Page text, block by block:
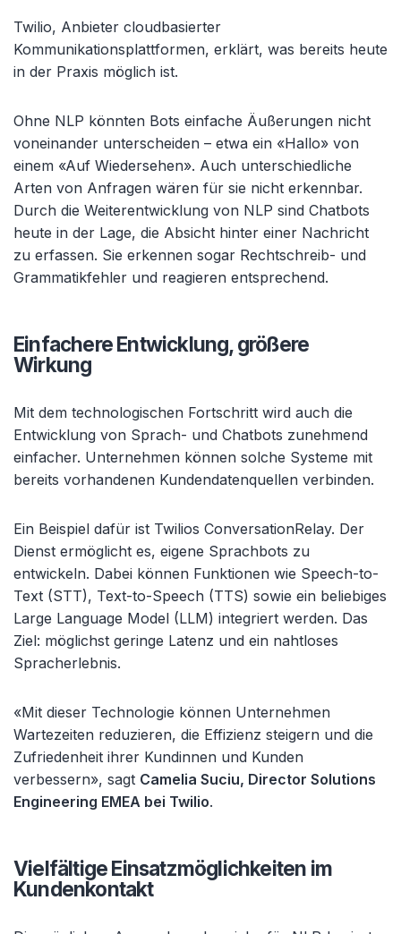
Twilio, Anbieter cloudbasierter
Kommunikationsplattformen, erklärt, was bereits heute
in der Praxis möglich ist.
Ohne NLP könnten Bots einfache Äußerungen nicht
voneinander unterscheiden – etwa ein «Hallo» von
einem «Auf Wiedersehen». Auch unterschiedliche
Arten von Anfragen wären für sie nicht erkennbar.
Durch die Weiterentwicklung von NLP sind Chatbots
heute in der Lage, die Absicht hinter einer Nachricht
zu erfassen. Sie erkennen sogar Rechtschreib- und
Grammatikfehler und reagieren entsprechend.
Einfachere Entwicklung, größere
Wirkung
Mit dem technologischen Fortschritt wird auch die
Entwicklung von Sprach- und Chatbots zunehmend
einfacher. Unternehmen können solche Systeme mit
bereits vorhandenen Kundendatenquellen verbinden.
Ein Beispiel dafür ist Twilios ConversationRelay. Der
Dienst ermöglicht es, eigene Sprachbots zu
entwickeln. Dabei können Funktionen wie Speech-to-
Text (STT), Text-to-Speech (TTS) sowie ein beliebiges
Large Language Model (LLM) integriert werden. Das
Ziel: möglichst geringe Latenz und ein nahtloses
Spracherlebnis.
«Mit dieser Technologie können Unternehmen
Wartezeiten reduzieren, die Effizienz steigern und die
Zufriedenheit ihrer Kundinnen und Kunden
verbessern», sagt Camelia Suciu, Director Solutions
Engineering EMEA bei Twilio.
Vielfältige Einsatzmöglichkeiten im
Kundenkontakt